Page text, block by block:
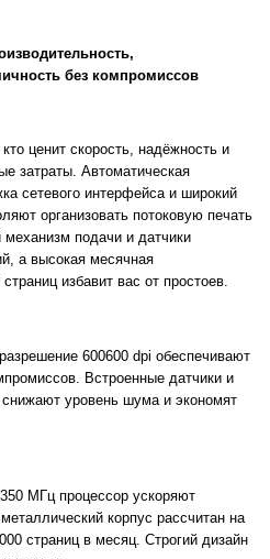
без компромиссов
ценит скорость, надёжность и
затраты. Автоматическая
сетевого интерфейса и широкий
организовать потоковую печать
подачи и датчики
а высокая месячная
избавит вас от простоев.
600600 dpi обеспечивают
Встроенные датчики и
снижают уровень шума и экономят
МГц процессор ускоряют
корпус рассчитан на
страниц в месяц. Строгий дизайн